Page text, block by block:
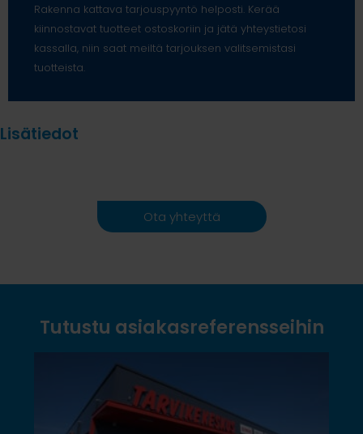
Rakenna kattava tarjouspyyntö helposti. Kerää
kiinnostavat tuotteet ostoskoriin ja jätä yhteystietosi
kassalla, niin saat meiltä tarjouksen valitsemistasi
tuotteista.
Lisätiedot
Ota yhteyttä
Tutustu asiakasreferensseihin